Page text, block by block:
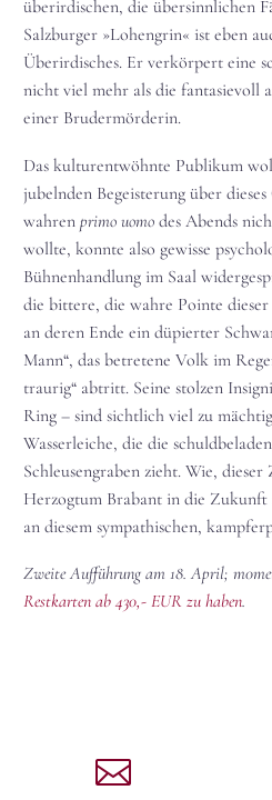
überirdischen, die übersinnlichen
Salzburger »Lohengrin« ist eben
Überirdisches. Er verkörpert eine
nicht viel mehr als die fantasievoll
einer Brudermörderin.
Das kulturentwöhnte Publikum
jubelnden Begeisterung über
wahren primo uomo des Abends
wollte, konnte also gewisse
Bühnenhandlung im Saal
die bittere, die wahre Pointe
an deren Ende ein düpierter
Mann“, das betretene Volk im
traurig“ abtritt. Seine stolzen
Ring – sind sichtlich viel zu
Wasserleiche, die die
Schleusengraben zieht. Wie,
Herzogtum Brabant in die
an diesem sympathischen,
Zweite Aufführung am 18. April;
Restkarten ab 430,- EUR zu haben.